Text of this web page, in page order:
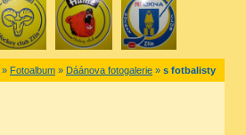
» Fotoalbum » Dáánova fotogalerie » s fotbalisty